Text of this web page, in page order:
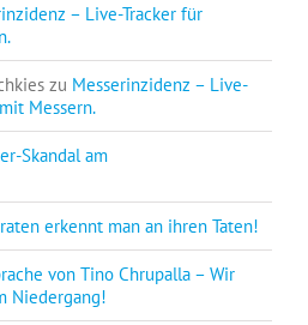
– Live-Tracker für
zu Messerinzidenz – Live-
Messern.
Skandal am
erkennt man an ihren Taten!
von Tino Chrupalla – Wir
Niedergang!